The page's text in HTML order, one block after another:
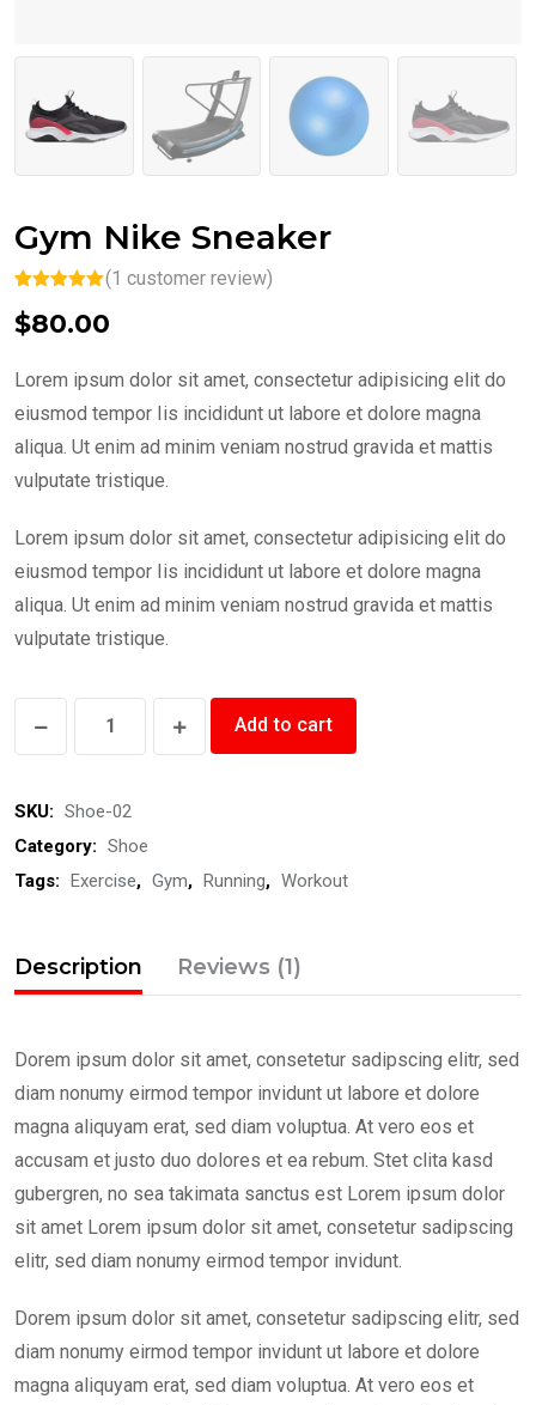
Gym Nike Sneaker
out of 5
based on
rating
(1 customer review)
$80.00
Lorem ipsum dolor sit amet, consectetur adipisicing elit do
eiusmod tempor Iis incididunt ut labore et dolore magna
aliqua. Ut enim ad minim veniam nostrud gravida et mattis
vulputate tristique.
Lorem ipsum dolor sit amet, consectetur adipisicing elit do
eiusmod tempor Iis incididunt ut labore et dolore magna
aliqua. Ut enim ad minim veniam nostrud gravida et mattis
vulputate tristique.
quantity
Add to cart
SKU: Shoe-02
Category: Shoe
Tags: Exercise, Gym, Running, Workout
Description Reviews (1)
Dorem ipsum dolor sit amet, consetetur sadipscing elitr, sed
diam nonumy eirmod tempor invidunt ut labore et dolore
magna aliquyam erat, sed diam voluptua. At vero eos et
accusam et justo duo dolores et ea rebum. Stet clita kasd
gubergren, no sea takimata sanctus est Lorem ipsum dolor
sit amet Lorem ipsum dolor sit amet, consetetur sadipscing
elitr, sed diam nonumy eirmod tempor invidunt.
Dorem ipsum dolor sit amet, consetetur sadipscing elitr, sed
diam nonumy eirmod tempor invidunt ut labore et dolore
magna aliquyam erat, sed diam voluptua. At vero eos et